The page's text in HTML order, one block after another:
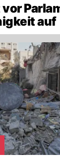
auf